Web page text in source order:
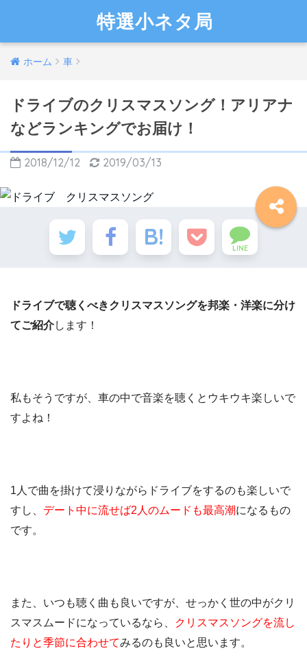
特選小ネタ局
ホーム 車
ドライブのクリスマスソング！アリアナ
などランキングでお届け！
2018/12/12 2019/03/13
LINE
ドライブで聴くべきクリスマスソングを邦楽・洋楽に分け
てご紹介します！
私もそうですが、車の中で音楽を聴くとウキウキ楽しいで
すよね！
1人で曲を掛けて浸りながらドライブをするのも楽しいで
すし、 デート中に流せば2人のムードも最高潮になるもの
です。
また、いつも聴く曲も良いですが、せっかく世の中がクリ
スマスムードになっているなら、
クリスマスソングを流し
たりと季節に合わせてみるのも良いと思います。